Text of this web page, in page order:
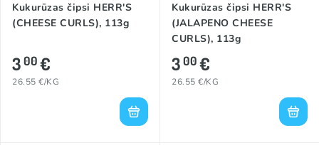
Kukurūzas čipsi HERR'S
(CHEESE CURLS), 113g
300€
26.55 €/KG
Kukurūzas čipsi HERR'S
(JALAPENO CHEESE
CURLS), 113g
300€
26.55 €/KG